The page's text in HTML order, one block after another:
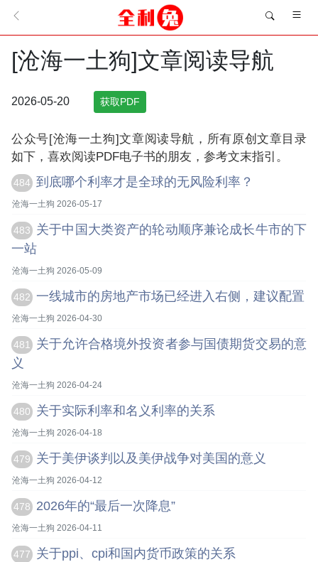
[沧海一土狗]文章阅读导航
2026-05-20 获取PDF
公众号[沧海一土狗]文章阅读导航，所有原创文章目录
如下，喜欢阅读PDF电子书的朋友，参考文末指引。
484 到底哪个利率才是全球的无风险利率？
沧海一土狗 2026-05-17
483
关于中国大类资产的轮动顺序兼论成长牛市的下
一站
沧海一土狗 2026-05-09
482 一线城市的房地产市场已经进入右侧，建议配置
沧海一土狗 2026-04-30
481
关于允许合格境外投资者参与国债期货交易的意
义
沧海一土狗 2026-04-24
480 关于实际利率和名义利率的关系
沧海一土狗 2026-04-18
479 关于美伊谈判以及美伊战争对美国的意义
沧海一土狗 2026-04-12
478 2026年的“最后一次降息”
沧海一土狗 2026-04-11
477 关于ppi、cpi和国内货币政策的关系